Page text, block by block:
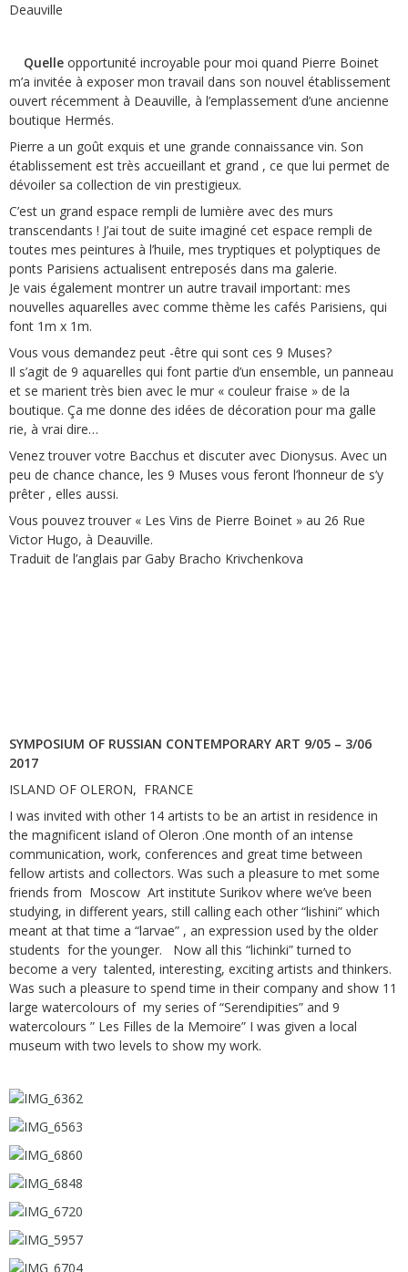
Deauville
Quelle opportunité incroyable pour moi quand Pierre Boinet
m’a invitée à exposer mon travail dans son nouvel établissement
ouvert récemment à Deauville, à l’emplassement d’une ancienne
boutique Hermés.
Pierre a un goût exquis et une grande connaissance vin. Son
établissement est très accueillant et grand , ce que lui permet de
dévoiler sa collection de vin prestigieux.
C’est un grand espace rempli de lumière avec des murs
transcendants ! J’ai tout de suite imaginé cet espace rempli de
toutes mes peintures à l’huile, mes tryptiques et polyptiques de
ponts Parisiens actualisent entreposés dans ma galerie.
Je vais également montrer un autre travail important: mes
nouvelles aquarelles avec comme thème les cafés Parisiens, qui
font 1m x 1m.
Vous vous demandez peut -être qui sont ces 9 Muses?
Il s’agit de 9 aquarelles qui font partie d’un ensemble, un panneau
et se marient très bien avec le mur « couleur fraise » de la
boutique. Ça me donne des idées de décoration pour ma galle
rie, à vrai dire…
Venez trouver votre Bacchus et discuter avec Dionysus. Avec un
peu de chance chance, les 9 Muses vous feront l’honneur de s’y
prêter , elles aussi.
Vous pouvez trouver « Les Vins de Pierre Boinet » au 26 Rue
Victor Hugo, à Deauville.
Traduit de l’anglais par Gaby Bracho Krivchenkova
SYMPOSIUM OF RUSSIAN CONTEMPORARY ART 9/05 – 3/06
2017
ISLAND OF OLERON, FRANCE
I was invited with other 14 artists to be an artist in residence in
the magnificent island of Oleron .One month of an intense
communication, work, conferences and great time between
fellow artists and collectors. Was such a pleasure to met some
friends from Moscow Art institute Surikov where we’ve been
studying, in different years, still calling each other “lishini” which
meant at that time a “larvae” , an expression used by the older
students for the younger. Now all this “lichinki” turned to
become a very talented, interesting, exciting artists and thinkers.
Was such a pleasure to spend time in their company and show 11
large watercolours of my series of “Serendipities” and 9
watercolours ” Les Filles de la Memoire” I was given a local
museum with two levels to show my work.